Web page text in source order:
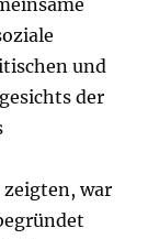
und
der
war